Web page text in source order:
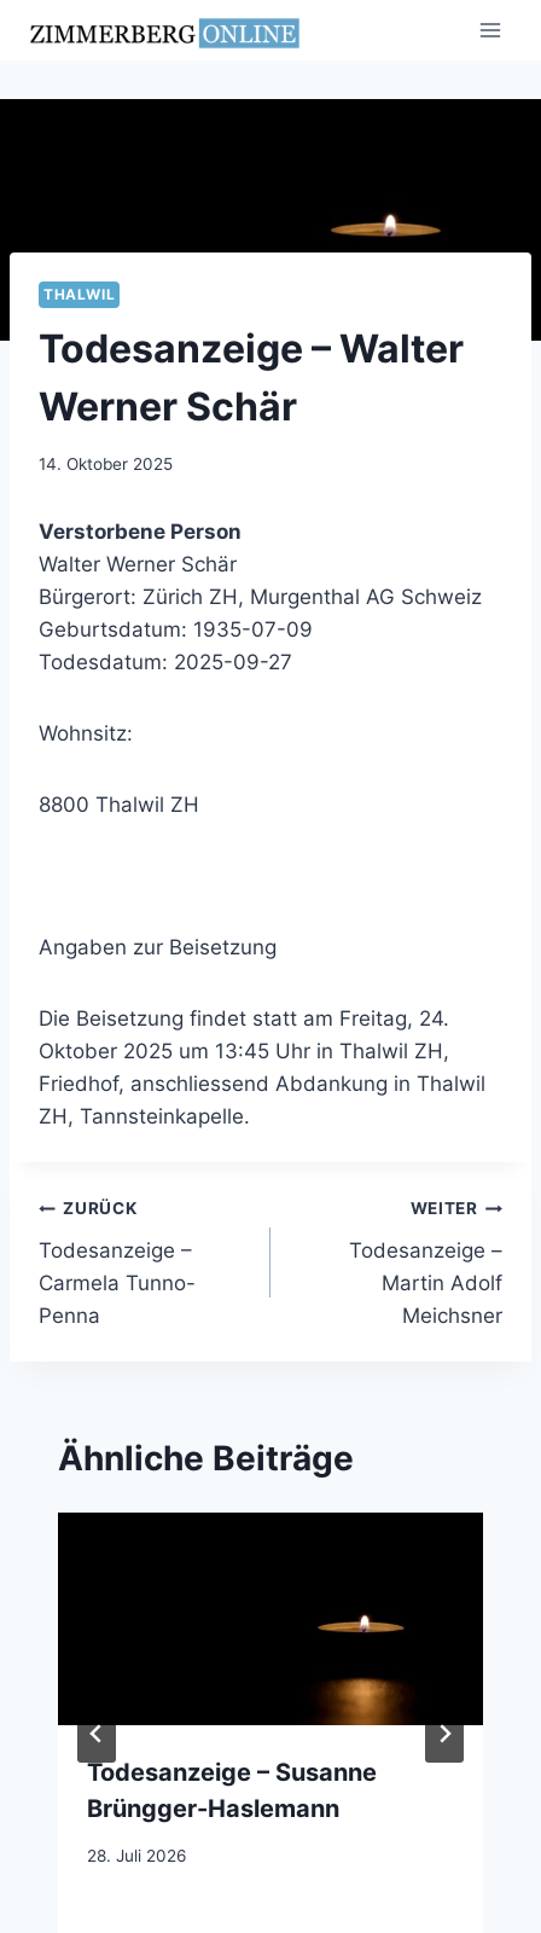
Inhalt
THALWIL
Todesanzeige – Walter
Werner Schär
14. Oktober 2025
Verstorbene Person
Walter Werner Schär
Bürgerort: Zürich ZH, Murgenthal AG Schweiz
Geburtsdatum: 1935-07-09
Todesdatum: 2025-09-27
Wohnsitz:
8800 Thalwil ZH
Angaben zur Beisetzung
Die Beisetzung findet statt am Freitag, 24.
Oktober 2025 um 13:45 Uhr in Thalwil ZH,
Friedhof, anschliessend Abdankung in Thalwil
ZH, Tannsteinkapelle.
Beitragsnavigation
ZURÜCK
Todesanzeige –
Carmela Tunno-
Penna
WEITER
Todesanzeige –
Martin Adolf
Meichsner
Ähnliche Beiträge
Todesanzeige – Susanne
Brüngger-Haslemann
28. Juli 2026